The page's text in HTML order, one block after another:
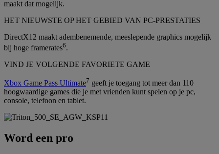
maakt dat mogelijk.
HET NIEUWSTE OP HET GEBIED VAN PC-PRESTATIES
DirectX12 maakt adembenemende, meeslepende graphics mogelijk
bij hoge framerates6.
VIND JE VOLGENDE FAVORIETE GAME
Xbox Game Pass Ultimate7 geeft je toegang tot meer dan 110
hoogwaardige games die je met vrienden kunt spelen op je pc,
console, telefoon en tablet.
Word een pro